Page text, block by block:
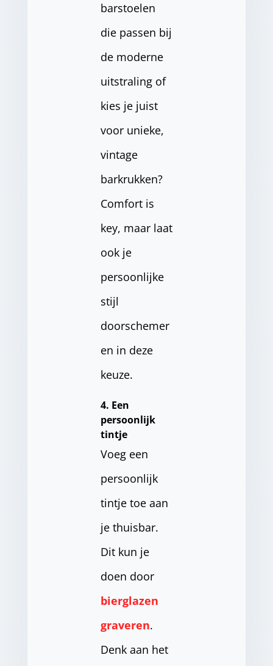
barstoelen
die passen bij
de moderne
uitstraling of
kies je juist
voor unieke,
vintage
barkrukken?
Comfort is
key, maar laat
ook je
persoonlijke
stijl
doorschemer
en in deze
keuze.
4. Een
persoonlijk
tintje
Voeg een
persoonlijk
tintje toe aan
je thuisbar.
Dit kun je
doen door
bierglazen
graveren.
Denk aan het